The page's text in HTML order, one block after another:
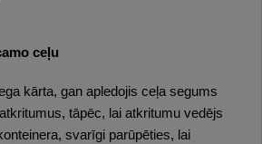
ceļu
kārta, gan apledojis ceļa segums
tāpēc, lai atkritumu vedējs
svarīgi parūpēties, lai